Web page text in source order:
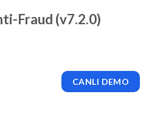
Fraud (v7.2.0)
CANLI DEMO